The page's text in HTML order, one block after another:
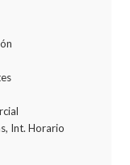
Int. Horario